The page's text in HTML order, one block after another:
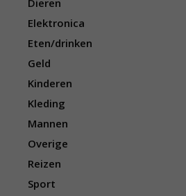
Dieren
Elektronica
Eten/drinken
Geld
Kinderen
Kleding
Mannen
Overige
Reizen
Sport